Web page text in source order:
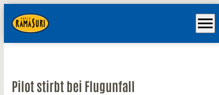
menu
Pilot stirbt bei Flugunfall